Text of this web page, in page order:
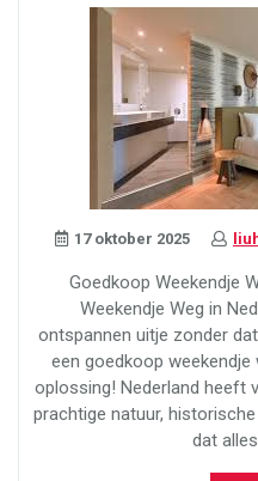
17 oktober 2025
Goedkoop Weekendje
Weekendje Weg in
ontspannen uitje zonder
een goedkoop
oplossing! Nederland heeft
prachtige natuur,
dat